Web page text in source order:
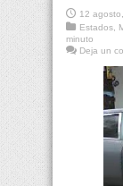
12
Estados
minuto
Deja un